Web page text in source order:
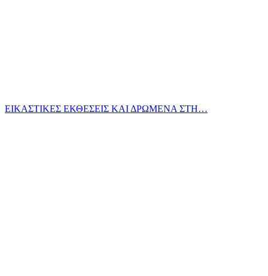
ΕΙΚΑΣΤΙΚΕΣ ΕΚΘΕΣΕΙΣ ΚΑΙ ΔΡΩΜΕΝΑ ΣΤΗ…